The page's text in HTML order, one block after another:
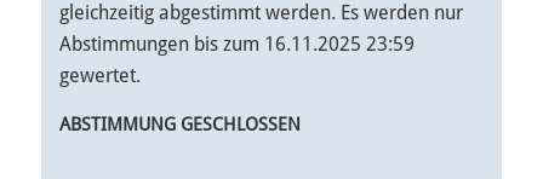
gleichzeitig abgestimmt werden. Es werden nur
Abstimmungen bis zum 16.11.2025 23:59
gewertet.
ABSTIMMUNG GESCHLOSSEN